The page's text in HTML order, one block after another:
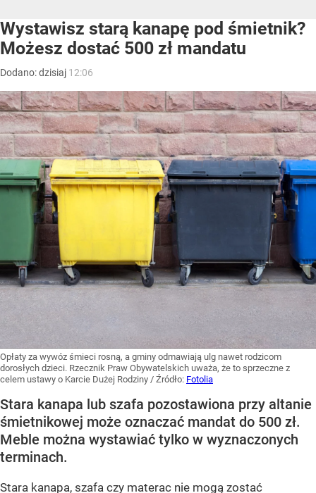
Wystawisz starą kanapę pod śmietnik?
Możesz dostać 500 zł mandatu
Dodano:dzisiaj 12:06
Opłaty za wywóz śmieci rosną, a gminy odmawiają ulg nawet rodzicom
dorosłych dzieci. Rzecznik Praw Obywatelskich uważa, że to sprzeczne z
celem ustawy o Karcie Dużej Rodziny / Źródło: Fotolia
Stara kanapa lub szafa pozostawiona przy altanie
śmietnikowej może oznaczać mandat do 500 zł.
Meble można wystawiać tylko w wyznaczonych
terminach.
Stara kanapa, szafa czy materac nie mogą zostać